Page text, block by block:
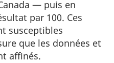
— puis en
par 100. Ces
susceptibles
que les données et
affinés.